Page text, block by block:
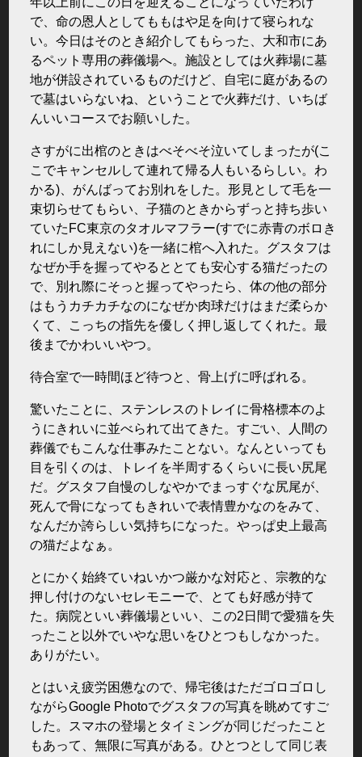
で、命の恩人としてももはや足を向けて寝られな
い。今日はそのとき紹介してもらった、大和市にあ
るペット専用の葬儀場へ。施設としては火葬場に墓
地が併設されているものだけど、自宅に庭があるの
で墓はいらないね、ということで火葬だけ、いちば
んいいコースでお願いした。
さすがに出棺のときはべそべそ泣いてしまったが(こ
こでキャンセルして連れて帰る人もいるらしい。わ
かる)、がんばってお別れをした。形見として毛を一
束切らせてもらい、子猫のときからずっと持ち歩い
ていたFC東京のタオルマフラー(すでに赤青のボロき
れにしか見えない)を一緒に棺へ入れた。グスタフは
なぜか手を握ってやるととても安心する猫だったの
で、別れ際にそっと握ってやったら、体の他の部分
はもうカチカチなのになぜか肉球だけはまだ柔らか
くて、こっちの指先を優しく押し返してくれた。最
後までかわいいやつ。
待合室で一時間ほど待つと、骨上げに呼ばれる。
驚いたことに、ステンレスのトレイに骨格標本のよ
うにきれいに並べられて出てきた。すごい、人間の
葬儀でもこんな仕事みたことない。なんといっても
目を引くのは、トレイを半周するくらいに長い尻尾
だ。グスタフ自慢のしなやかでまっすぐな尻尾が、
死んで骨になってもきれいで表情豊かなのをみて、
なんだか誇らしい気持ちになった。やっぱ史上最高
の猫だよなぁ。
とにかく始終ていねいかつ厳かな対応と、宗教的な
押し付けのないセレモニーで、とても好感が持て
た。病院といい葬儀場といい、この2日間で愛猫を失
ったこと以外でいやな思いをひとつもしなかった。
ありがたい。
とはいえ疲労困憊なので、帰宅後はただゴロゴロし
ながらGoogle Photoでグスタフの写真を眺めてすご
した。スマホの登場とタイミングが同じだったこと
もあって、無限に写真がある。ひとつとして同じ表